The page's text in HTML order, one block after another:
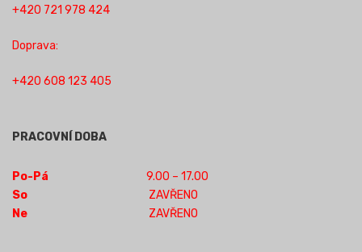
+420 721 978 424
Doprava:
+420 608 123 405
PRACOVNÍ DOBA
Po-Pá
9.00 – 17.00
So
ZAVŘENO
Ne
ZAVŘENO